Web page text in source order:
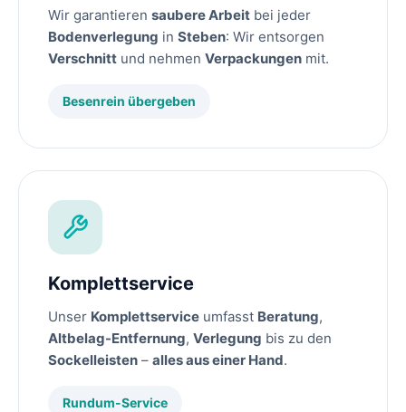
Wir garantieren saubere Arbeit bei jeder
Bodenverlegung in Steben: Wir entsorgen
Verschnitt und nehmen Verpackungen mit.
Besenrein übergeben
Komplettservice
Unser Komplettservice umfasst Beratung,
Altbelag-Entfernung, Verlegung bis zu den
Sockelleisten – alles aus einer Hand.
Rundum-Service